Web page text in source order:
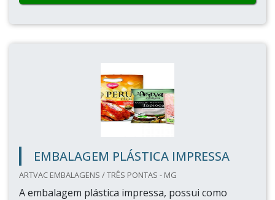
EMBALAGEM PLÁSTICA IMPRESSA
ARTVAC EMBALAGENS / TRÊS PONTAS - MG
A embalagem plástica impressa, possui como